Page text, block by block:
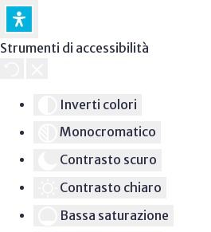
Strumenti di accessibilità
Inverti colori
Monocromatico
Contrasto scuro
Contrasto chiaro
Bassa saturazione